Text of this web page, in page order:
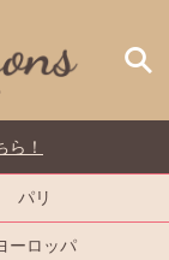
！
パリ
ーロッパ